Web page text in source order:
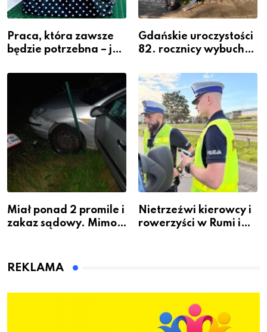
Praca, która zawsze
będzie potrzebna – jak
zawodem przyszłości i
gdzie się go nauczyć?
Gdańskie uroczystości
82. rocznicy wybuchu
Warszawskiego
Miał ponad 2 promile i
zakaz sądowy. Mimo
Bolszewie i uderzył w
Nietrzeźwi kierowcy i
rowerzyści w Rumi i
REKLAMA